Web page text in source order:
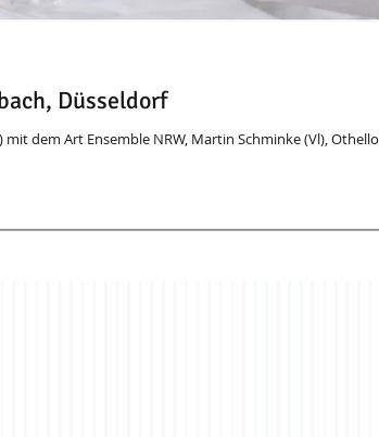
Düsseldorf
dem Art Ensemble NRW, Martin Schminke (Vl), Othello